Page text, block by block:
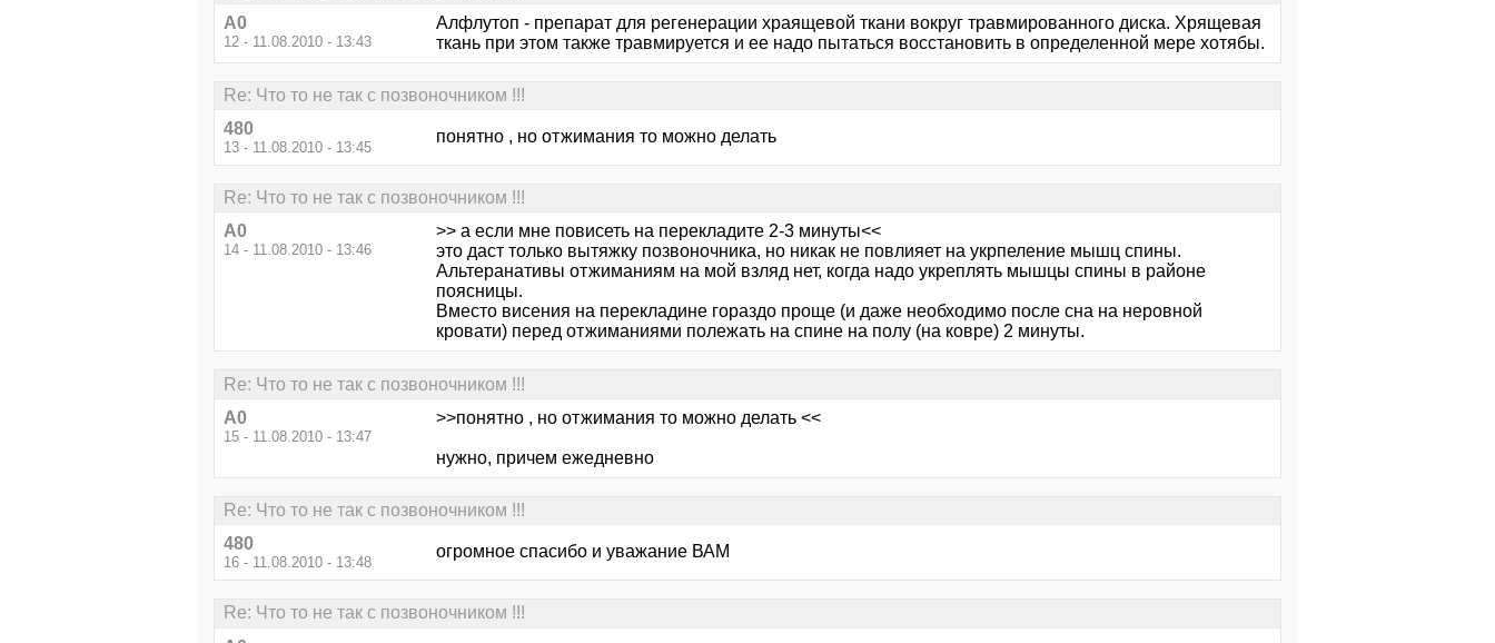
А0
12 - 11.08.2010 - 13:43
Алфлутоп - препарат для регенерации храящевой ткани вокруг травмированного диска. Хрящевая
ткань при этом также травмируется и ее надо пытаться восстановить в определенной мере хотябы.
Re: Что то не так с позвоночником !!!
480
13 - 11.08.2010 - 13:45
понятно , но отжимания то можно делать
Re: Что то не так с позвоночником !!!
А0
14 - 11.08.2010 - 13:46
>> а если мне повисеть на перекладите 2-3 минуты<<
это даст только вытяжку позвоночника, но никак не повлияет на укрпеление мышц спины.
Альтеранативы отжиманиям на мой взляд нет, когда надо укреплять мышцы спины в районе
поясницы.
Вместо висения на перекладине гораздо проще (и даже необходимо после сна на неровной
кровати) перед отжиманиями полежать на спине на полу (на ковре) 2 минуты.
Re: Что то не так с позвоночником !!!
А0
15 - 11.08.2010 - 13:47
>>понятно , но отжимания то можно делать <<
нужно, причем ежедневно
Re: Что то не так с позвоночником !!!
480
16 - 11.08.2010 - 13:48
огромное спасибо и уважание ВАМ
Re: Что то не так с позвоночником !!!